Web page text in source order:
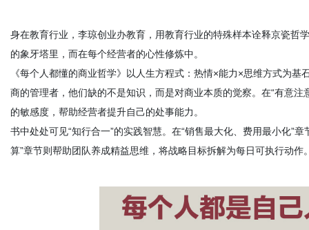
身在教育行业，李琼创业办教育， 用教育行业的特殊样本诠释京瓷哲
的象牙塔里，而在每个经营者的心性修炼中。
《每个人都懂的商业哲学》以人生方程式 ： 热情×能力×思维方式为基
商的管理者，他们缺的不是知识，而是对商业本质的觉察。在“有意注
的敏感度， 帮助经营者提升自己的处事能力 。
书中处处可见“知行合一”的实践智慧。在“销售最大化、费用最小化”章
算”章节则帮助团队养成精益思维，将战略目标拆解为每日可执行动